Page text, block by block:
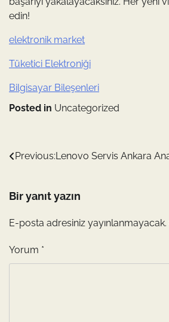
edin!
elektronik market
Tüketici Elektroniği
Bilgisayar Bileşenleri
Posted in Uncategorized
Yazı
Previous:Lenovo Servis Ankara
Bir yanıt yazın
E-posta adresiniz yayınlanmayacak.
Yorum *